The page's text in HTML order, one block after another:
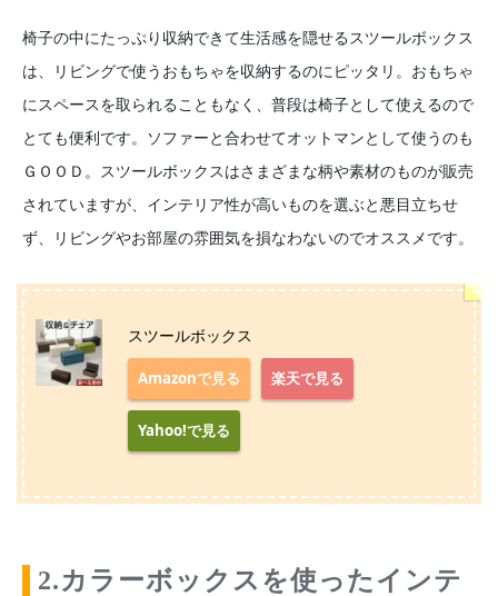
椅子の中にたっぷり収納できて生活感を隠せるスツールボックス
は、リビングで使うおもちゃを収納するのにピッタリ。おもちゃ
にスペースを取られることもなく、普段は椅子として使えるので
とても便利です。ソファーと合わせてオットマンとして使うのも
ＧＯＯＤ。スツールボックスはさまざまな柄や素材のものが販売
されていますが、インテリア性が高いものを選ぶと悪目立ちせ
ず、リビングやお部屋の雰囲気を損なわないのでオススメです。
スツールボックス
Amazonで見る 楽天で見る
Yahoo!で見る
2.カラーボックスを使ったインテ